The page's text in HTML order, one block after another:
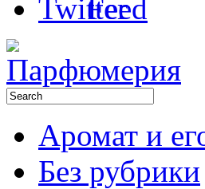
Аромат и
Без рубрики